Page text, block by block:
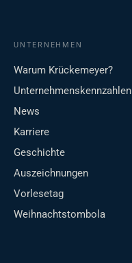
UNTERNEHMEN
Warum Krückemeyer?
Unternehmenskennzahlen
News
Karriere
Geschichte
Auszeichnungen
Vorlesetag
Weihnachtstombola